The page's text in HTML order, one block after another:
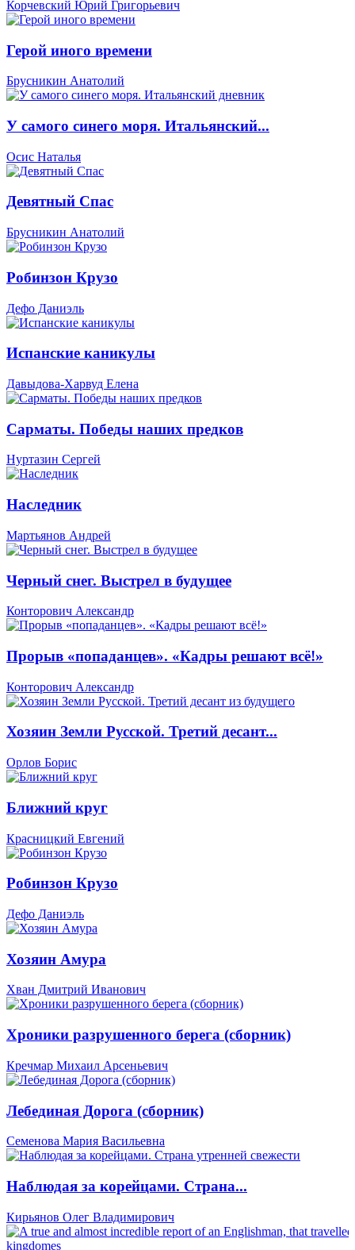
Корчевский Юрий Григорьевич
Герой иного времени
Брусникин Анатолий
У самого синего моря. Итальянский...
Осис Наталья
Девятный Спас
Брусникин Анатолий
Робинзон Крузо
Дефо Даниэль
Испанские каникулы
Давыдова-Харвуд Елена
Сарматы. Победы наших предков
Нуртазин Сергей
Наследник
Мартьянов Андрей
Черный снег. Выстрел в будущее
Конторович Александр
Прорыв «попаданцев». «Кадры решают всё!»
Конторович Александр
Хозяин Земли Русской. Третий десант...
Орлов Борис
Ближний круг
Красницкий Евгений
Робинзон Крузо
Дефо Даниэль
Хозяин Амура
Хван Дмитрий Иванович
Хроники разрушенного берега (сборник)
Кречмар Михаил Арсеньевич
Лебединая Дорога (сборник)
Семенова Мария Васильевна
Наблюдая за корейцами. Страна...
Кирьянов Олег Владимирович